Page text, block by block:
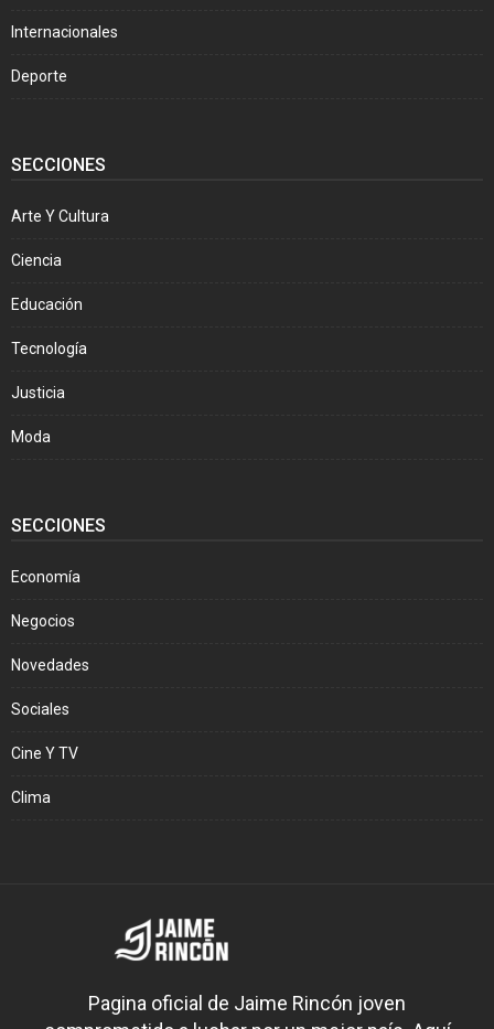
Internacionales
Deporte
SECCIONES
Arte Y Cultura
Ciencia
Educación
Tecnología
Justicia
Moda
SECCIONES
Economía
Negocios
Novedades
Sociales
Cine Y TV
Clima
Pagina oficial de Jaime Rincón joven